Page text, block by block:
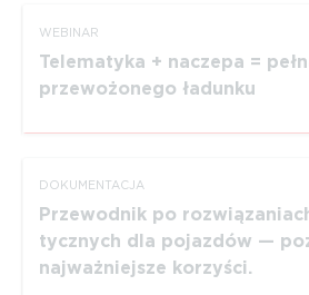
WEBINAR
Telematyka + naczepa =
przewożonego ładunku
DOKUMEN­TACJA
Przewodnik po
tycznych dla pojazdów —
najważ­niejsze korzyści.